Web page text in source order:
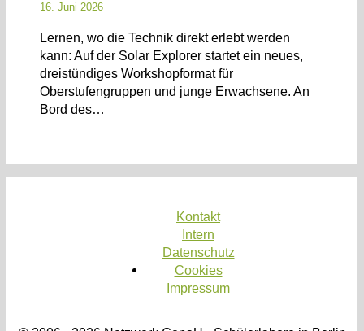
16. Juni 2026
Lernen, wo die Technik direkt erlebt werden
kann: Auf der Solar Explorer startet ein neues,
dreistündiges Workshopformat für
Oberstufengruppen und junge Erwachsene. An
Bord des…
Kontakt
Intern
Datenschutz
Cookies
Impressum